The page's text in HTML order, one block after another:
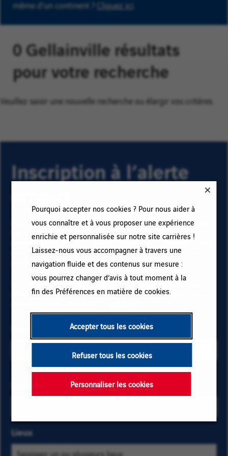
Pourquoi accepter nos cookies ? Pour nous aider à
vous connaître et à vous proposer une expérience
enrichie et personnalisée sur notre site carrières !
Laissez-nous vous accompagner à travers une
navigation fluide et des contenus sur mesure :
vous pourrez changer d’avis à tout moment à la
fin des Préférences en matière de cookies.
Accepter tous les cookies
Refuser tous les cookies
Personnaliser les cookies
même d'un continent ? Cliquez ici
0 Gellainville résultats
pour votre recherche
Veuillez saisir une nouvelle recherche ou élargir vos critères.
Inscription à l’alerte
Pour recevoir des alertes emploi et rester informé(e) des
futurs postes à pourvoir chez VINCI, renseignez votre
adresse email et vos critères. Cliquez sur « Ajouter » puis
sur « M'abonner » et restez informé(e) en recevant nos
alertes emails !
Vos données sont nécessaires pour vous abonner aux
offres d’emploi. Pour en savoir plus sur la gestion de vos
les critères
localisation
pour trouver
les offres
les
lettres
d'une
catégorie
Lieux